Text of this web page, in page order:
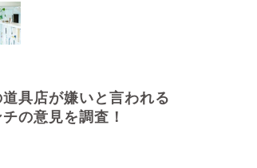
具店が嫌いと言われる
の意見を調査！